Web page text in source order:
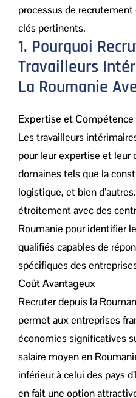
processus de
clés pertinents.
1. Pourquoi
Travailleurs
La Roumanie
Expertise et Compétence
Les travailleurs
pour leur expertise et leur
domaines tels que la
logistique, et bien
étroitement avec des
Roumanie pour identifier
qualifiés capables de
spécifiques des
Coût Avantageux
Recruter depuis la
permet aux entreprises
économies significatives
salaire moyen en
inférieur à celui des pays
en fait une option